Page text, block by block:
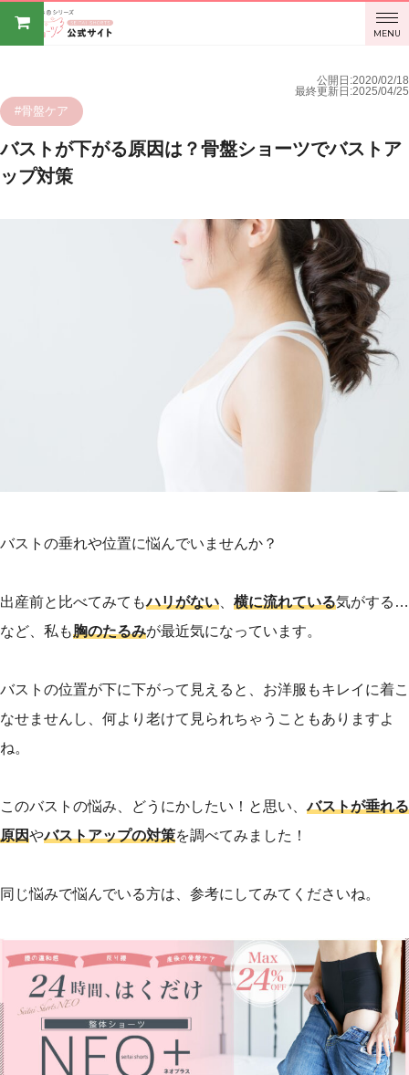
BODY
オンライ
ンストア
MENU
公開日:2020/02/18
最終更新日:2025/04/25
#骨盤ケア
バストが下がる原因は？骨盤ショーツでバストア
ップ対策
バストの垂れや位置に悩んでいませんか？
出産前と比べてみてもハリがない 横に流れている気がする…
など、私も胸のたるみが最近気になっています。
バストの位置が下に下がって見えると、お洋服もキレイに着こ
なせませんし、何より老けて見られちゃうこともありますよ
ね。
このバストの悩み、どうにかしたい！と思い、バストが垂れる
原因やバストアップの対策を調べてみました！
同じ悩みで悩んでいる方は、参考にしてみてくださいね。